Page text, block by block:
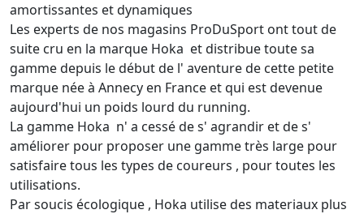
amortissantes et dynamiques
Les experts de nos magasins ProDuSport ont tout de
suite cru en la marque Hoka et distribue toute sa
gamme depuis le début de l' aventure de cette petite
marque née à Annecy en France et qui est devenue
aujourd'hui un poids lourd du running.
La gamme Hoka n' a cessé de s' agrandir et de s'
améliorer pour proposer une gamme très large pour
satisfaire tous les types de coureurs , pour toutes les
utilisations.
Par soucis écologique , Hoka utilise des materiaux plus